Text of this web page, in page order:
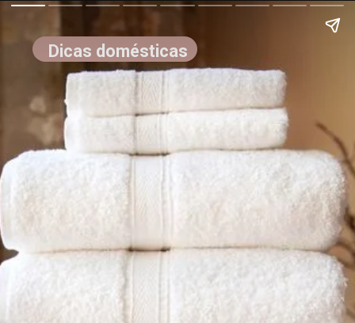
Dicas domésticas